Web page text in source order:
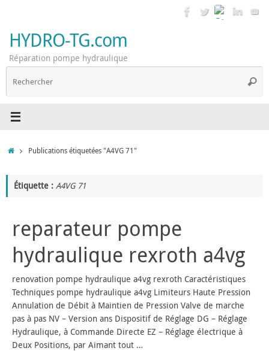
contenu
HYDRO-TG.com
Réparation pompe hydraulique
AccueilPublications étiquetées "A4VG 71"
Étiquette : A4VG 71
reparateur pompe
hydraulique rexroth a4vg
renovation pompe hydraulique a4vg rexroth Caractéristiques
Techniques pompe hydraulique a4vg Limiteurs Haute Pression
Annulation de Débit à Maintien de Pression Valve de marche
pas à pas NV – Version ans Dispositif de Réglage DG – Réglage
Hydraulique, à Commande Directe EZ – Réglage électrique à
Deux Positions, par Aimant tout …